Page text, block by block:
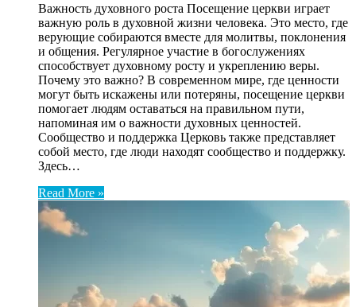
Важность духовного роста Посещение церкви играет
важную роль в духовной жизни человека. Это место, где
верующие собираются вместе для молитвы, поклонения
и общения. Регулярное участие в богослужениях
способствует духовному росту и укреплению веры.
Почему это важно? В современном мире, где ценности
могут быть искажены или потеряны, посещение церкви
помогает людям оставаться на правильном пути,
напоминая им о важности духовных ценностей.
Сообщество и поддержка Церковь также представляет
собой место, где люди находят сообщество и поддержку.
Здесь…
Read More »